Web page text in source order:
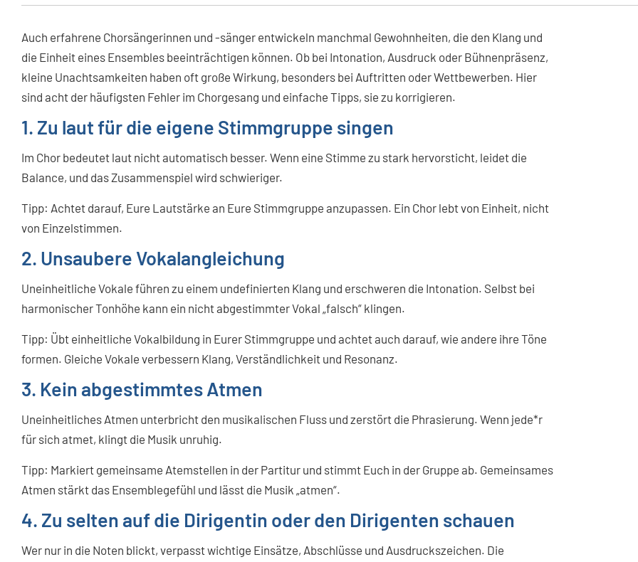
Auch erfahrene Chorsängerinnen und -sänger entwickeln manchmal Gewohnheiten, die den Klang und
die Einheit eines Ensembles beeinträchtigen können. Ob bei Intonation, Ausdruck oder Bühnenpräsenz,
kleine Unachtsamkeiten haben oft große Wirkung, besonders bei Auftritten oder Wettbewerben. Hier
sind acht der häufigsten Fehler im Chorgesang und einfache Tipps, sie zu korrigieren.
1. Zu laut für die eigene Stimmgruppe singen
Im Chor bedeutet laut nicht automatisch besser. Wenn eine Stimme zu stark hervorsticht, leidet die
Balance, und das Zusammenspiel wird schwieriger.
Tipp: Achtet darauf, Eure Lautstärke an Eure Stimmgruppe anzupassen. Ein Chor lebt von Einheit, nicht
von Einzelstimmen.
2. Unsaubere Vokalangleichung
Uneinheitliche Vokale führen zu einem undefinierten Klang und erschweren die Intonation. Selbst bei
harmonischer Tonhöhe kann ein nicht abgestimmter Vokal „falsch“ klingen.
Tipp: Übt einheitliche Vokalbildung in Eurer Stimmgruppe und achtet auch darauf, wie andere ihre Töne
formen. Gleiche Vokale verbessern Klang, Verständlichkeit und Resonanz.
3. Kein abgestimmtes Atmen
Uneinheitliches Atmen unterbricht den musikalischen Fluss und zerstört die Phrasierung. Wenn jede*r
für sich atmet, klingt die Musik unruhig.
Tipp: Markiert gemeinsame Atemstellen in der Partitur und stimmt Euch in der Gruppe ab. Gemeinsames
Atmen stärkt das Ensemblegefühl und lässt die Musik „atmen“.
4. Zu selten auf die Dirigentin oder den Dirigenten schauen
Wer nur in die Noten blickt, verpasst wichtige Einsätze, Abschlüsse und Ausdruckszeichen. Die